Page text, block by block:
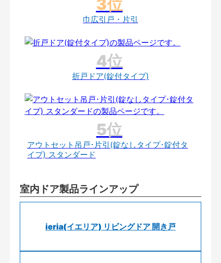
巾広引戸・片引
折戸ドア(錠付タイプ)
アウトセット吊戸･片引(錠なしタイプ･錠付タ
イプ) スタンダード
室内ドア製品ラインアップ
ieria(イエリア) リビングドア 開き戸